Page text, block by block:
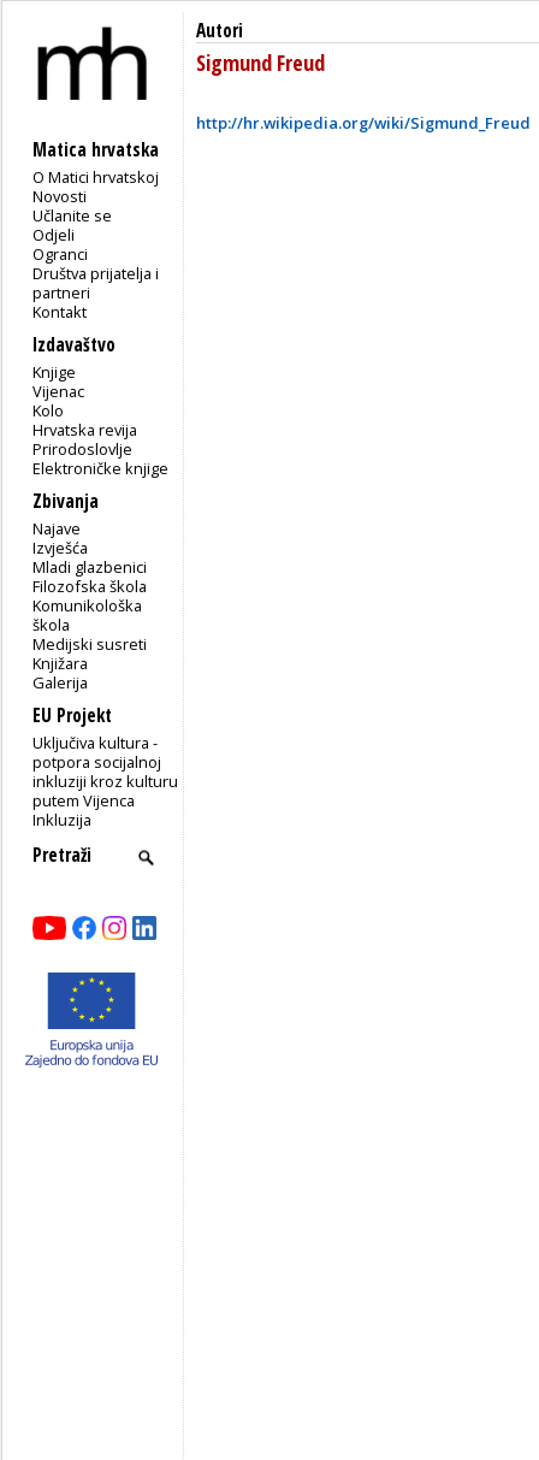
Matica hrvatska
O Matici hrvatskoj
Novosti
Učlanite se
Odjeli
Ogranci
Društva prijatelja i
partneri
Kontakt
Izdavaštvo
Knjige
Vijenac
Kolo
Hrvatska revija
Prirodoslovlje
Elektroničke knjige
Zbivanja
Najave
Izvješća
Mladi glazbenici
Filozofska škola
Komunikološka
škola
Medijski susreti
Knjižara
Galerija
EU Projekt
Uključiva kultura -
potpora socijalnoj
inkluziji kroz kulturu
putem Vijenca
Inkluzija
Autori
Sigmund Freud
http://hr.wikipedia.org/wiki/Sigmund_Freud